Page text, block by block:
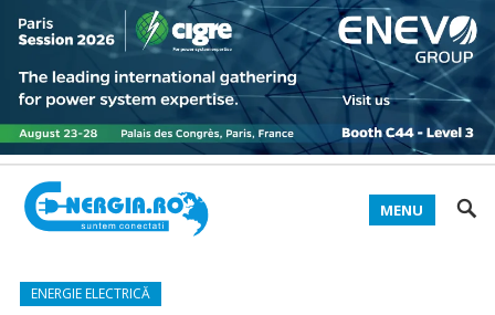
MENU
ENERGIE ELECTRICĂ